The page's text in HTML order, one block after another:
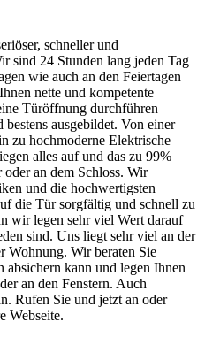
schneller und
sind 24 Stunden lang jeden Tag
wie auch an den Feiertagen
nette und kompetente
Türöffnung durchführen
ausgebildet. Von einer
zu hochmoderne Elektrische
alles auf und das zu 99%
an dem Schloss. Wir
und die hochwertigsten
die Tür sorgfältig und schnell zu
wir legen sehr viel Wert darauf
sind. Uns liegt sehr viel an der
Wohnung. Wir beraten Sie
absichern kann und legen Ihnen
an den Fenstern. Auch
Rufen Sie und jetzt an oder
Webseite.